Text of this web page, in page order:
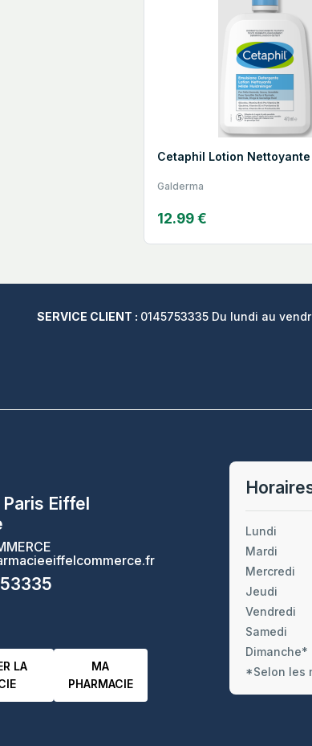
Cetaphil Lotion
Galderma
12.99 €
SERVICE CLIENT : 0145753335 Du lundi au
Eiffel
LA
MA
PHARMACIE
Lundi
Mardi
Mercredi
Jeudi
Vendredi
Samedi
Dimanche*
*Selon les